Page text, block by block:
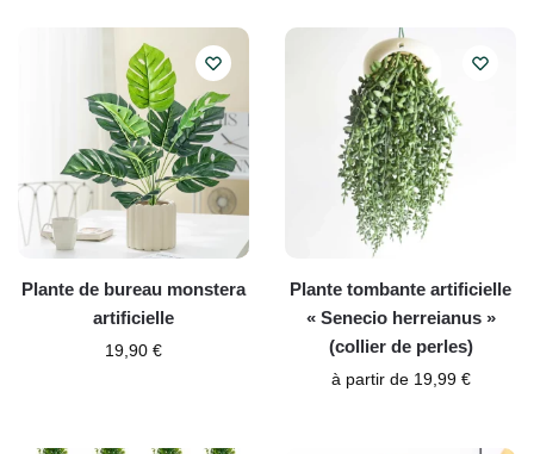
Plante de bureau monstera
artificielle
19,90 €
Plante tombante artificielle
« Senecio herreianus »
(collier de perles)
à partir de 19,99 €